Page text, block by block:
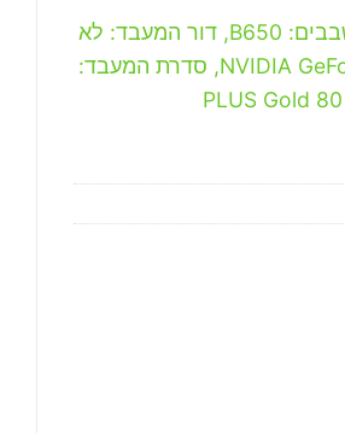
דגם המעבד: Ryzen 5 7600X, ערכת שבבים: B650, דור המעבד: לא
צוין, שבב גרפי: NVIDIA GeForce RTX 4070 Super, סדרת המעבד: